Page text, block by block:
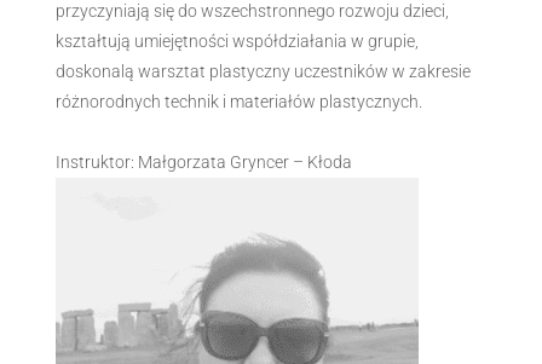
przyczyniają się do wszechstronnego rozwoju dzieci,
kształtują umiejętności współdziałania w grupie,
doskonalą warsztat plastyczny uczestników w zakresie
różnorodnych technik i materiałów plastycznych.
Instruktor: Małgorzata Gryncer – Kłoda